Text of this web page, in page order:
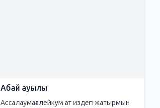
Абай ауылы
Ассалаумағалейкум ат издеп жатырмын